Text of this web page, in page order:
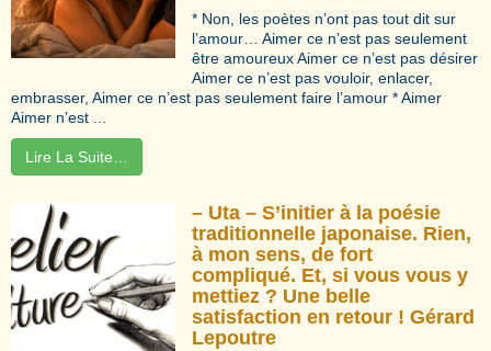
* Non, les poètes n’ont pas tout dit sur
l’amour… Aimer ce n’est pas seulement
être amoureux Aimer ce n’est pas désirer
Aimer ce n’est pas vouloir, enlacer,
embrasser, Aimer ce n’est pas seulement faire l’amour * Aimer
Aimer n’est ...
Lire La Suite…
– Uta – S’initier à la poésie
traditionnelle japonaise. Rien,
à mon sens, de fort
compliqué. Et, si vous vous y
mettiez ? Une belle
satisfaction en retour ! Gérard
Lepoutre